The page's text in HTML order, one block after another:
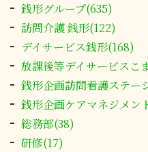
銭形グループ(635)
訪問介護 銭形(122)
デイサービス銭形(168)
放課後等デイサービスこ
銭形企画訪問看護ステー
銭形企画ケアマネジメン
総務部(38)
研修(17)